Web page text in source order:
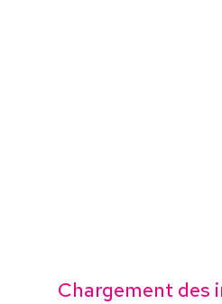
Chargement des